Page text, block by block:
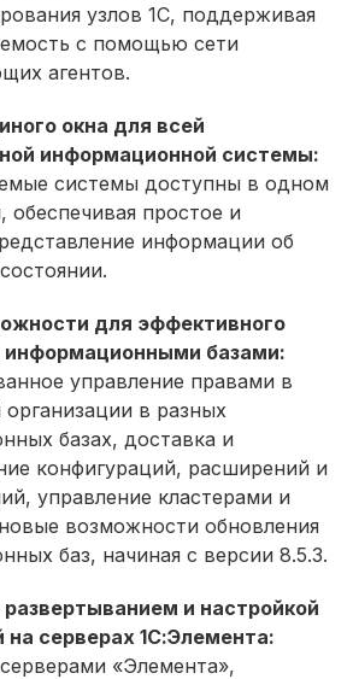
узлов 1С, поддерживая
с помощью сети
агентов.
окна для всей
информационной системы:
системы доступны в одном
обеспечивая простое и
информации об
для эффективного
информационными базами:
управление правами в
организации в разных
базах, доставка и
конфигураций, расширений и
управление кластерами и
возможности обновления
баз, начиная с версии 8.5.3.
и настройкой
на серверах 1С:Элемента:
«Элемента»,